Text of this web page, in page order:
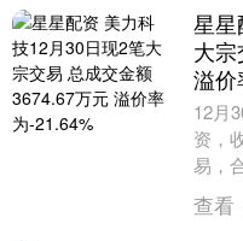
星
大
溢
12月
资，
易，
查看